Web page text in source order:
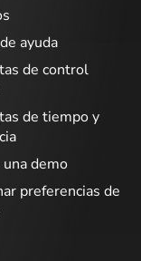
ayuda
de control
de tiempo y
demo
preferencias de